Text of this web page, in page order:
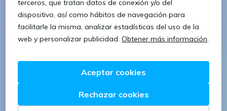
8 caracteres 1 letra minúscula
1 letra mayúscula 1 número